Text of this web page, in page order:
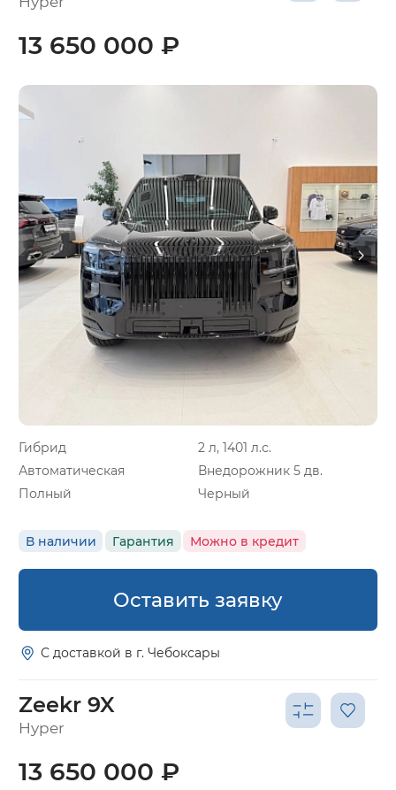
Гибрид
2 л, 1401 л.с.
Автоматическая
Внедорожник 5 дв.
Полный
Черный
В наличии Гарантия Можно в кредит
13 650 000 ₽
Оставить заявку
С доставкой в г. Чебоксары
Zeekr 9X
Hyper
13 650 000 ₽